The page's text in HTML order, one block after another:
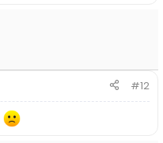
#12